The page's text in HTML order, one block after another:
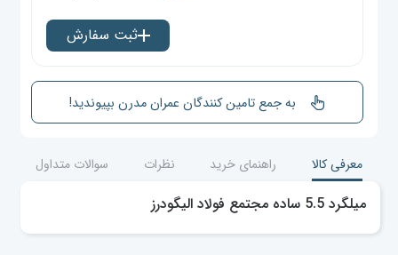
ثبت سفارش
به جمع تامین کنندگان عمران مدرن بپیوندید!
معرفی کالا راهنمای خرید نظرات سوالات متداول
میلگرد 5.5 ساده مجتمع فولاد الیگودرز